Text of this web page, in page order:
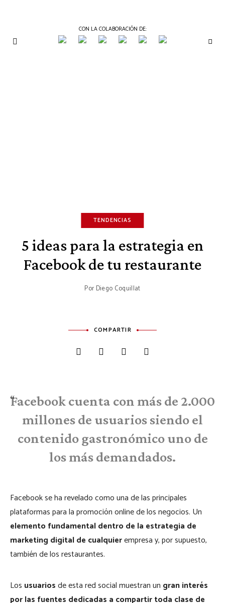
CON LA COLABORACIÓN DE:
TENDENCIAS
5 ideas para la estrategia en
Facebook de tu restaurante
Por Diego Coquillat
COMPARTIR
Facebook cuenta con más de 2.000
millones de usuarios siendo el
contenido gastronómico uno de
los más demandados.
Facebook se ha revelado como una de las principales
plataformas para la promoción online de los negocios. Un
elemento fundamental dentro de la estrategia de
marketing digital de cualquierempresa y, por supuesto,
también de los restaurantes.
Los usuariosde esta red social muestran un gran interés
por las fuentes dedicadas a compartir toda clase de